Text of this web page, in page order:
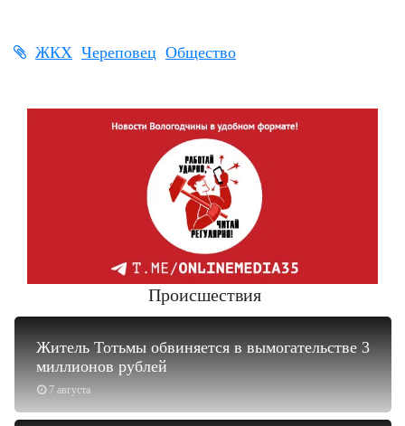
ЖКХ Череповец Общество
Происшествия
7 августа
Житель Тотьмы обвиняется в вымогательстве 3
миллионов рублей